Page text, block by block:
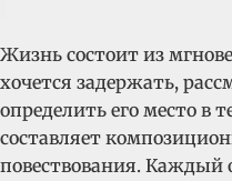
Жизнь состоит из
хочется задержать,
определить его место в
составляет
повествования. Каждый